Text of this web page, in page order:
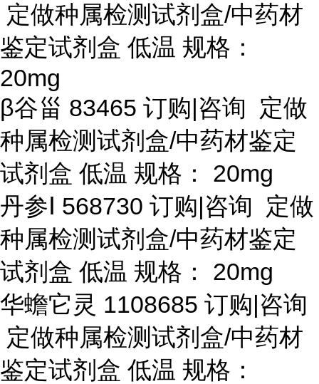
定做种属检测试剂盒/中药材
鉴定试剂盒 低温 规格：
20mg
β谷甾 83465 订购|咨询 定做
种属检测试剂盒/中药材鉴定
试剂盒 低温 规格： 20mg
丹参Ⅰ 568730 订购|咨询 定做
种属检测试剂盒/中药材鉴定
试剂盒 低温 规格： 20mg
华蟾它灵 1108685 订购|咨询
定做种属检测试剂盒/中药材
鉴定试剂盒 低温 规格：